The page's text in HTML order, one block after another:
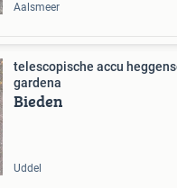
Aalsmeer
telescopische accu
gardena
Bieden
Uddel